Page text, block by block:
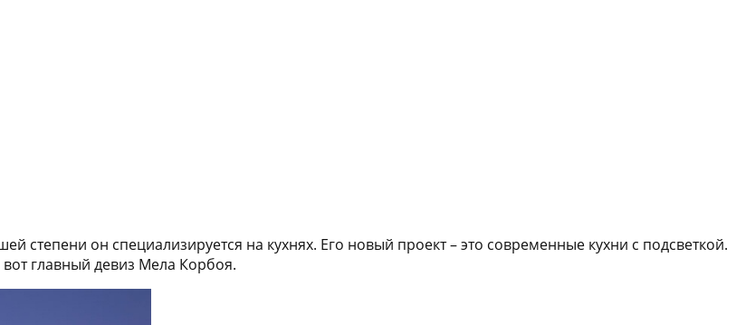
степени он специализируется на кухнях. Его новый проект – это современные кухни с подсветкой.
главный девиз Мела Корбоя.